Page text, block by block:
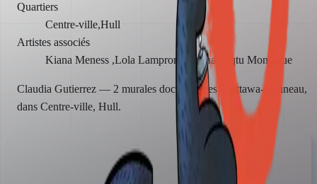
Quartiers
Centre-ville,Hull
Artistes associés
Kiana Meness ,Lola Lampron Sabrina Taqtu Montague
Claudia Gutierrez — 2 murales documentées à Ottawa-Gatineau,
dans Centre-ville, Hull.